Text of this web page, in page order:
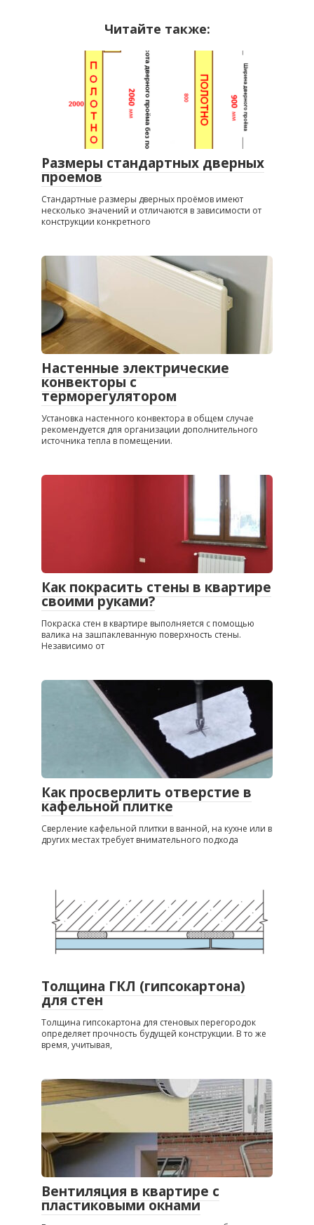
Читайте также:
Размеры стандартных дверных
проемов
Стандартные размеры дверных проёмов имеют
несколько значений и отличаются в зависимости от
конструкции конкретного
Настенные электрические
конвекторы с
терморегулятором
Установка настенного конвектора в общем случае
рекомендуется для организации дополнительного
источника тепла в помещении.
Как покрасить стены в квартире
своими руками?
Покраска стен в квартире выполняется с помощью
валика на зашпаклеванную поверхность стены.
Независимо от
Как просверлить отверстие в
кафельной плитке
Сверление кафельной плитки в ванной, на кухне или в
других местах требует внимательного подхода
Толщина ГКЛ (гипсокартона)
для стен
Толщина гипсокартона для стеновых перегородок
определяет прочность будущей конструкции. В то же
время, учитывая,
Вентиляция в квартире с
пластиковыми окнами